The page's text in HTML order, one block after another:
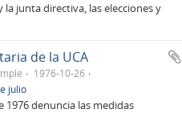
junta directiva, las elecciones y
de la UCA
1976-10-26
julio
1976 denuncia las medidas